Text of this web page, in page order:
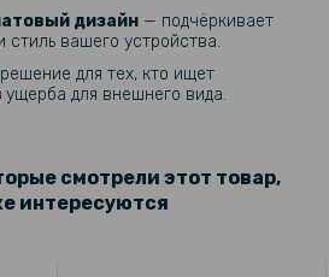
грн
Full Screen для Samsung Galaxy A17
грн
грн
дизайн — подчёркивает
стиль вашего устройства.
для тех, кто ищет
для внешнего вида.
смотрели этот товар,
интересуются